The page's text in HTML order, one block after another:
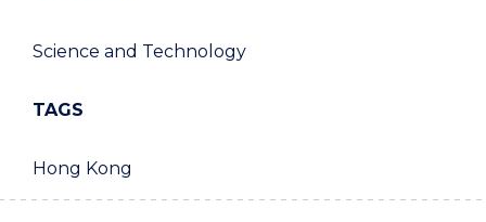
Science and Technology
TAGS
Hong Kong